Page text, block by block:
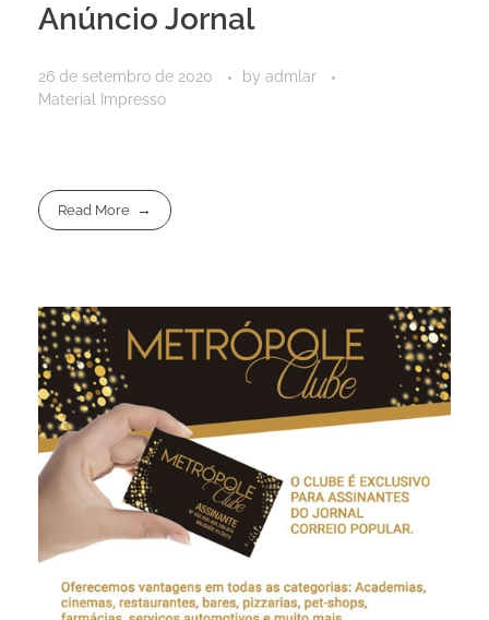
Anúncio Jornal
26 de setembro de 2020 by admlar
Material Impresso
Read More